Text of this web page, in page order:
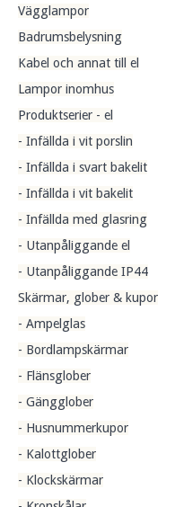
Vägglampor
Badrumsbelysning
Kabel och annat till el
Lampor inomhus
Produktserier - el
- Infällda i vit porslin
- Infällda i svart bakelit
- Infällda i vit bakelit
- Infällda med glasring
- Utanpåliggande el
- Utanpåliggande IP44
Skärmar, glober & kupor
- Ampelglas
- Bordlampskärmar
- Flänsglober
- Gängglober
- Husnummerkupor
- Kalottglober
- Klockskärmar